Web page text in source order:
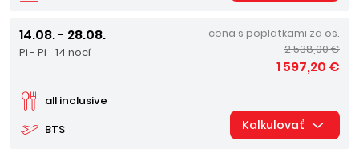
14.08. - 28.08.
Pi - Pi 14 nocí
BTS
all inclusive
cena s poplatkami za os.
2 538,00 €
1 597,20 €
Kalkulovať